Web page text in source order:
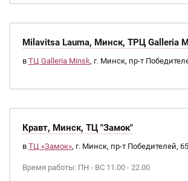
Milavitsa Lauma, Минск, ТРЦ Galleria
в ТЦ Galleria Minsk, г. Минск, пр-т
Кравт, Минск, ТЦ "Замок"
в ТЦ «Замок», г. Минск, пр-т Победителей, 65
Время работы: ПН - ВС 11.00 - 22.00